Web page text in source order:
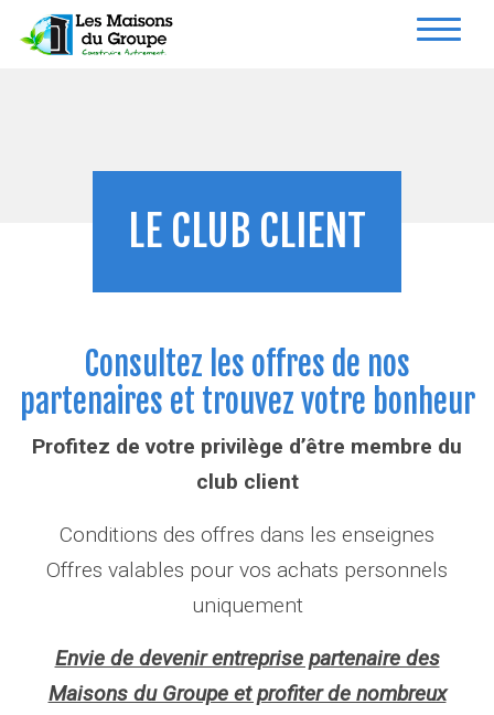
LE CLUB CLIENT
Consultez les offres de nos
partenaires et trouvez votre bonheur
Profitez de votre privilège d’être membre du
club client
Conditions des offres dans les enseignes
Offres valables pour vos achats personnels
uniquement
Envie de devenir entreprise partenaire des
Maisons du Groupe et profiter de nombreux